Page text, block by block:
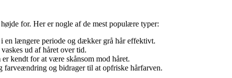
for. Her er nogle af de mest populære typer:
en længere periode og dækker grå hår effektivt.
ud af håret over tid.
kendt for at være skånsom mod håret.
farveændring og bidrager til at opfriske hårfarven.